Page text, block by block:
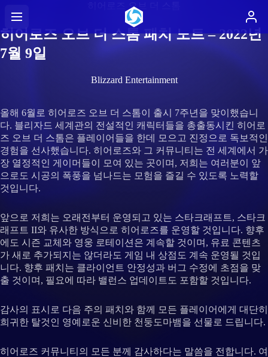
히어로즈 오브 더 스톰
히어로즈 오브 더 스톰 패치 노트 – 2022년
7월 9일
Blizzard Entertainment
올해 6월로 히어로즈 오브 더 스톰이 출시 7주년을 맞이했습니
다. 블리자드 세계관의 전설적인 캐릭터들을 총출동시킨 히어로
즈 오브 더 스톰은 플레이어들을 한데 모으고 진정으로 독보적인
경험을 선사했습니다. 히어로즈와 그 커뮤니티는 전 세계에서 가
장 열정적인 게이머들이 모여 있는 곳이며, 저희는 여러분이 앞
으로도 시공의 폭풍을 넘나드는 모험을 즐길 수 있도록 노력할
것입니다.
앞으로 저희는 오래전부터 운영되고 있는 스타크래프트, 스타크
래프트 II와 유사한 방식으로 히어로즈를 운영할 것입니다. 향후
에도 시즌 교체와 영웅 로테이션은 계속할 것이며, 유료 콘텐츠
가 새로 추가되지는 않더라도 게임 내 상점도 계속 운영될 것입
니다. 향후 패치는 클라이언트 안정성과 버그 수정에 초점을 맞
출 것이며, 필요에 따라 밸런스 업데이트도 포함할 것입니다.
감사의 표시로 다음 주의 패치와 함께 모든 플레이어에게 대단히
희귀한 탈것인 영예로운 신비한 천둥도마뱀을 선물로 드립니다.
히어로즈 커뮤니티의 모든 분께 감사하다는 말씀을 전합니다. 여